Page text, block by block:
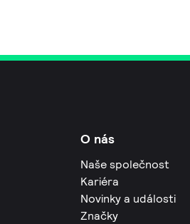
O nás
Naše společnost
Kariéra
Novinky a události
Značky